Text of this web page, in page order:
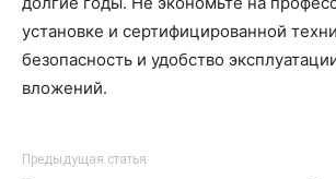
установке и сертифицированной
безопасность и удобство
вложений.
Предыдущая статья